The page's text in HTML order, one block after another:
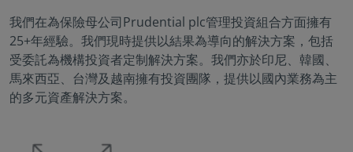
我們在為保險母公司Prudential plc管理投資組合方面擁有
25+年經驗。我們現時提供以結果為導向的解決方案，包括
受委託為機構投資者定制解決方案。我們亦於印尼、韓國、
馬來西亞、台灣及越南擁有投資團隊，提供以國內業務為主
的多元資產解決方案。